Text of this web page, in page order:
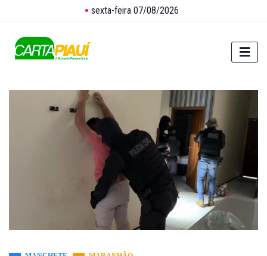
sexta-feira 07/08/2026